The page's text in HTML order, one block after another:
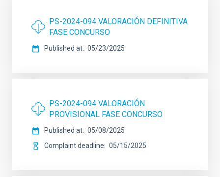
PS-2024-094 VALORACIÓN DEFINITIVA
FASE CONCURSO
Published at 05/23/2025
PS-2024-094 VALORACIÓN
PROVISIONAL FASE CONCURSO
Published at
05/08/2025
Complaint deadline
05/15/2025